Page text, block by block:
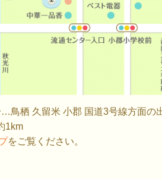
鳥栖 久留米 小郡 国道3号線方面の
1km
をご覧ください。